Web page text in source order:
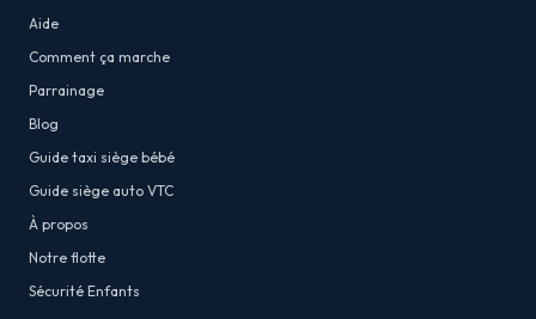
Aide
Comment ça marche
Parrainage
Blog
Guide taxi siège bébé
Guide siège auto VTC
À propos
Notre flotte
Sécurité Enfants